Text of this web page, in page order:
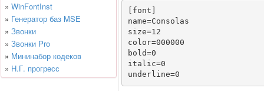
» WinFontInst
» Генератор баз MSE
» Звонки
» Звонки Pro
» Мининабор кодеков
» Н.Г. прогресс
[font]
name=Consolas
size=12
color=000000
bold=0
italic=0
underline=0